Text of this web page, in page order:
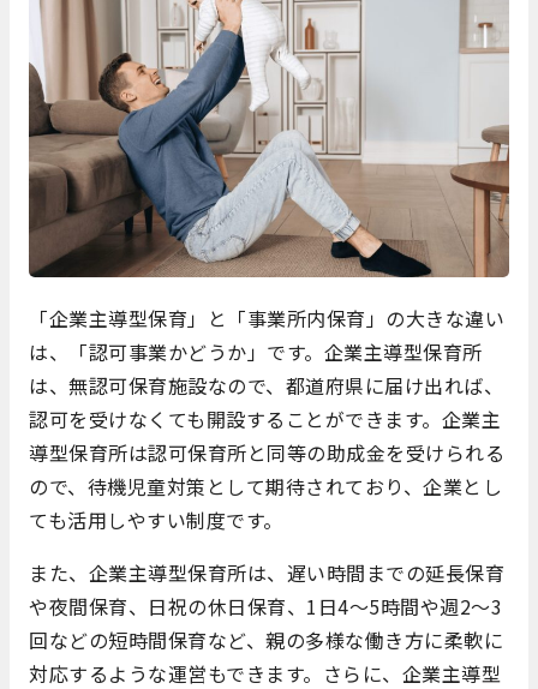
「企業主導型保育」と「事業所内保育」の大きな違い
は、「認可事業かどうか」です。企業主導型保育所
は、無認可保育施設なので、都道府県に届け出れば、
認可を受けなくても開設することができます。企業主
導型保育所は認可保育所と同等の助成金を受けられる
ので、待機児童対策として期待されており、企業とし
ても活用しやすい制度です。
また、企業主導型保育所は、遅い時間までの延長保育
や夜間保育、日祝の休日保育、1日4～5時間や週2～3
回などの短時間保育など、親の多様な働き方に柔軟に
対応するような運営もできます。さらに、企業主導型